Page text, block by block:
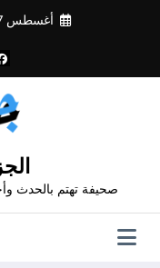
أغسطس 7, 2026
صحيفة تهتم بالحدث